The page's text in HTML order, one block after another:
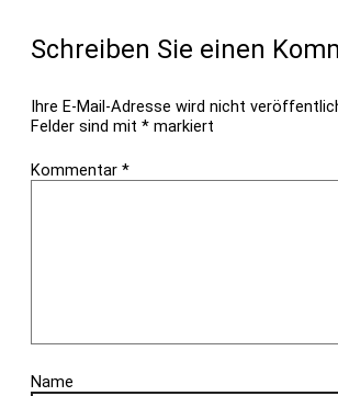
Schreiben Sie einen
Ihre E-Mail-Adresse wird nicht
Felder sind mit * markiert
Kommentar *
Name